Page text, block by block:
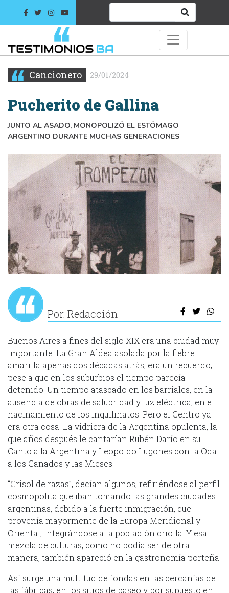
Cancionero 29/01/2024
Pucherito de Gallina
JUNTO AL ASADO, MONOPOLIZÓ EL ESTÓMAGO
ARGENTINO DURANTE MUCHAS GENERACIONES
Por: Redacción
Buenos Aires a fines del siglo XIX era una ciudad muy
importante. La Gran Aldea asolada por la fiebre
amarilla apenas dos décadas atrás, era un recuerdo;
pese a que en los suburbios el tiempo parecía
detenido. Un tiempo atascado en los barriales, en la
ausencia de obras de salubridad y luz eléctrica, en el
hacinamiento de los inquilinatos. Pero el Centro ya
era otra cosa. La vidriera de la Argentina opulenta, la
que años después le cantarían Rubén Darío en su
Canto a la Argentina y Leopoldo Lugones con la Oda
a los Ganados y las Mieses.
“Crisol de razas”, decían algunos, refiriéndose al perfil
cosmopolita que iban tomando las grandes ciudades
argentinas, debido a la fuerte inmigración, que
provenía mayormente de la Europa Meridional y
Oriental, integrándose a la población criolla. Y esa
mezcla de culturas, como no podía ser de otra
manera, también apareció en la gastronomía porteña.
Así surge una multitud de fondas en las cercanías de
las fábricas, en los sitios de paseo y por supuesto en